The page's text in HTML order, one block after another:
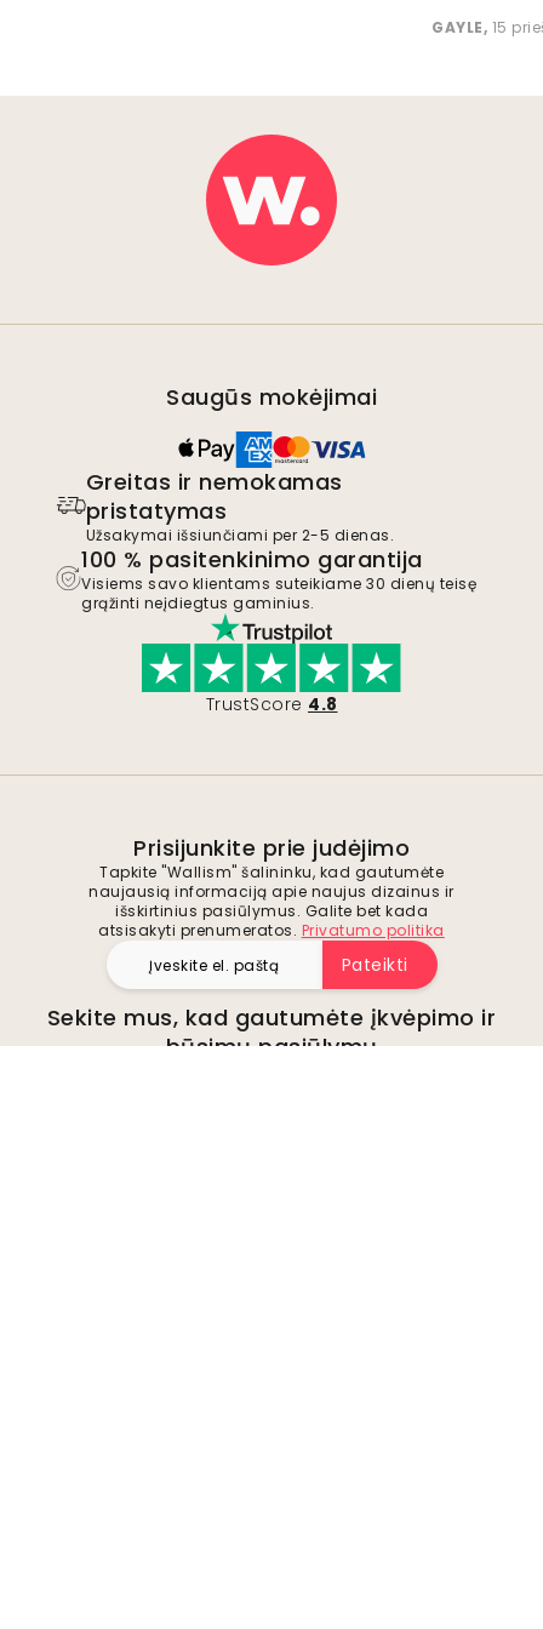
GAYLE, 15
Saugūs mokėjimai
Greitas ir nemokamas
pristatymas
Užsakymai išsiunčiami per 2-5 dienas.
100 % pasitenkinimo garantija
Visiems savo klientams suteikiame 30 dienų teisę
grąžinti neįdiegtus gaminius.
TrustScore 4.8
Prisijunkite prie judėjimo
Tapkite "Wallism" šalininku, kad gautumėte
naujausią informaciją apie naujus dizainus ir
išskirtinius pasiūlymus. Galite bet kada
atsisakyti prenumeratos. Privatumo politika
Pateikti
Sekite mus, kad gautumėte įkvėpimo ir
būsimų pasiūlymų